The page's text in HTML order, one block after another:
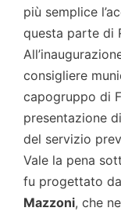
più semplice
questa parte di
consigliere
capogruppo di
presentazione
del servizio
Vale la pena
fu progettato
Mazzoni, che